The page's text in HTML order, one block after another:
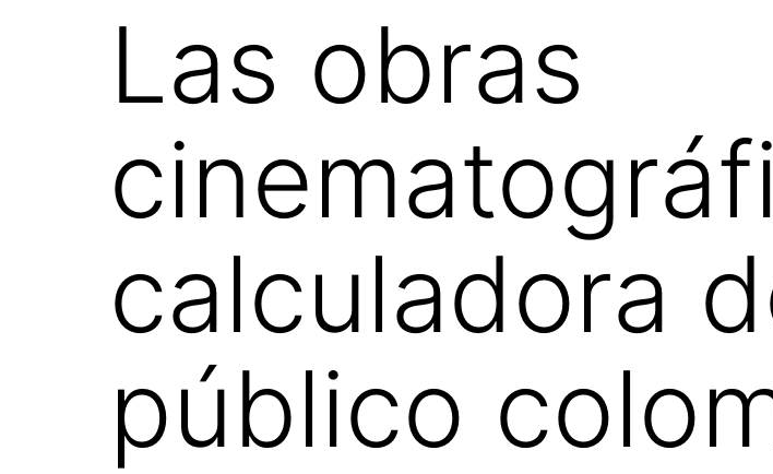
Las obras
calculadora
público